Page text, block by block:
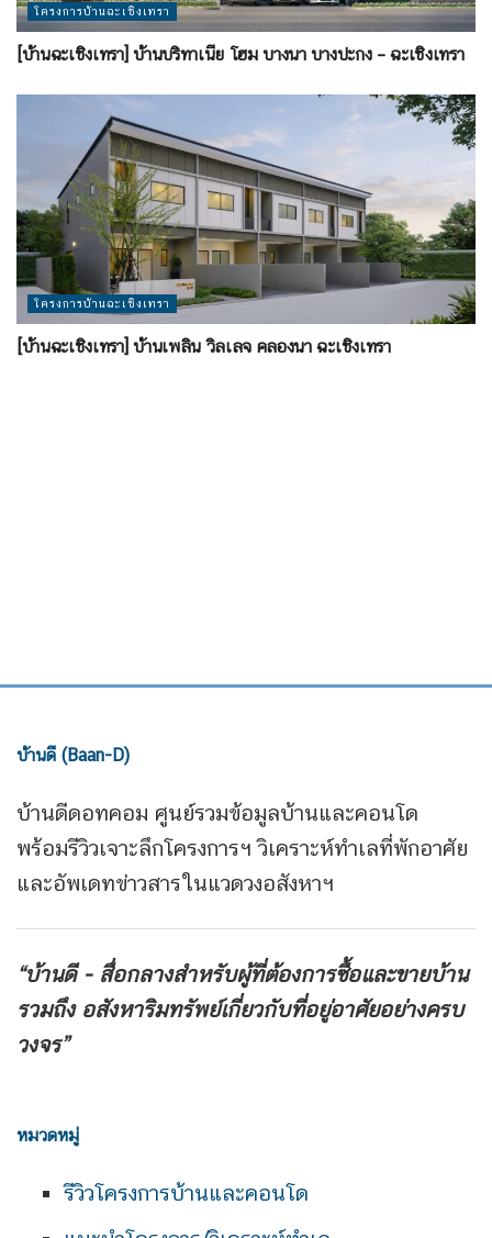
โครงการบ้านฉะเชิงเทรา
[บ้านฉะเชิงเทรา] บ้านบริทาเนีย โฮม บางนา บางปะกง – ฉะเชิงเทรา
โครงการบ้านฉะเชิงเทรา
[บ้านฉะเชิงเทรา] บ้านเพลิน วิลเลจ คลองนา ฉะเชิงเทรา
บ้านดี (Baan-D)
บ้านดีดอทคอม ศูนย์รวมข้อมูลบ้านและคอนโด
พร้อมรีวิวเจาะลึกโครงการฯ วิเคราะห์ทำเลที่พักอาศัย
และอัพเดทข่าวสารในแวดวงอสังหาฯ
“บ้านดี - สื่อกลางสำหรับผู้ที่ต้องการซื้อและขายบ้าน
รวมถึง อสังหาริมทรัพย์เกี่ยวกับที่อยู่อาศัยอย่างครบ
วงจร”
หมวดหมู่
รีวิวโครงการบ้านและคอนโด